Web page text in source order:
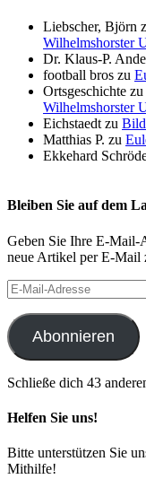
Liebscher, Björn
Wilhelmshorster
Dr. Klaus-P.
football bros zu
Ortsgeschichte zu
Wilhelmshorster
Eichstaedt zu
Matthias P. zu
Ekkehard
Bleiben Sie auf dem
Geben Sie Ihre E-Mail-
neue Artikel per E-Mail
E-
Mail-
Adresse
Abonnieren
Schließe dich 43
Helfen Sie uns!
Bitte unterstützen Sie
Mithilfe!